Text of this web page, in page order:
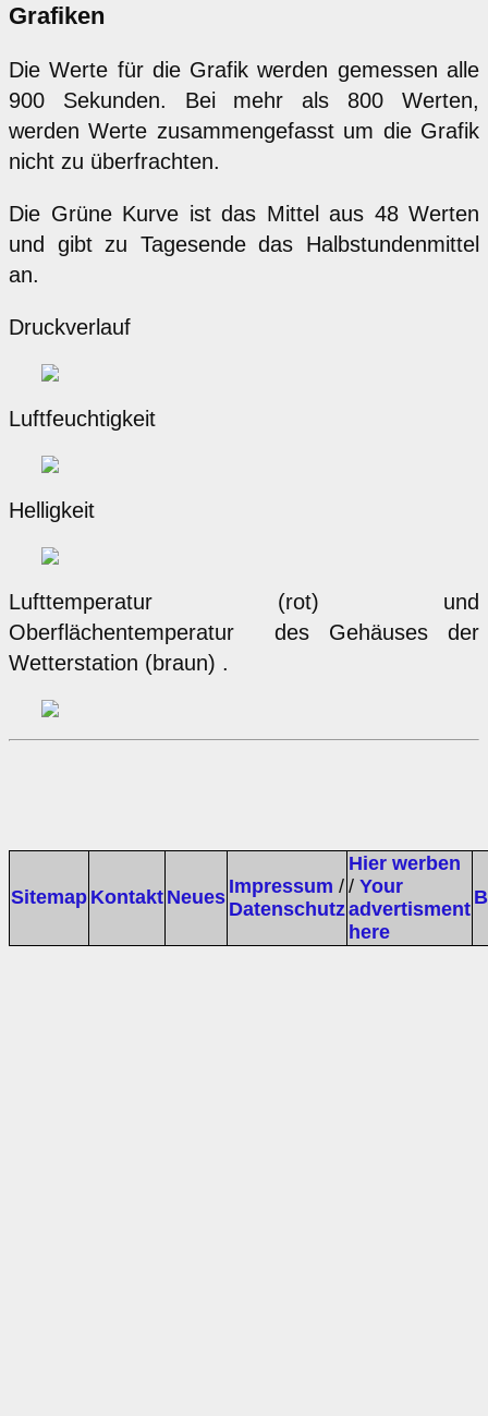
Grafiken
Die Werte für die Grafik werden gemessen alle
900 Sekunden. Bei mehr als 800 Werten,
werden Werte zusammengefasst um die Grafik
nicht zu überfrachten.
Die Grüne Kurve ist das Mittel aus 48 Werten
und gibt zu Tagesende das Halbstundenmittel
an.
Druckverlauf
Luftfeuchtigkeit
Helligkeit
Lufttemperatur (rot) und
Oberflächentemperatur des Gehäuses der
Wetterstation (braun) .
Sitemap Kontakt Neues Impressum /
Datenschutz
Hier werben
/ Your
advertisment
here